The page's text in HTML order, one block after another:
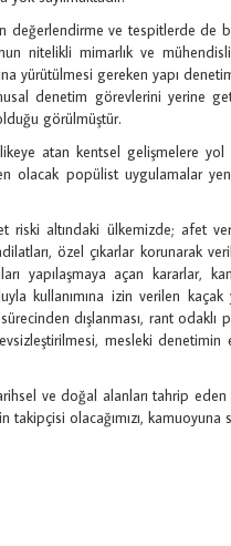
değerlendirme ve tespitlerde de
nitelikli mimarlık ve
yürütülmesi gereken yapı
denetim görevlerini yerine
görülmüştür.
atan kentsel gelişmelere yol
olacak popülist uygulamalar
altındaki ülkemizde; afet
özel çıkarlar korunarak
yapılaşmaya açan kararlar,
kullanımına izin verilen kaçak
dışlanması, rant odaklı
mesleki
ve doğal alanları tahrip
olacağımızı, kamuoyuna